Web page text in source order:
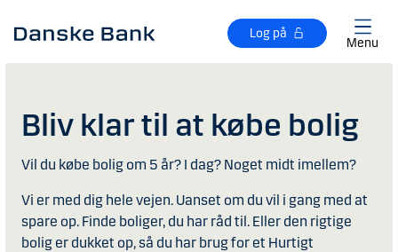
Log på
Menu
Bliv klar til at købe bolig
Vil du købe bolig om 5 år? I dag? Noget midt imellem?
Vi er med dig hele vejen. Uanset om du vil i gang med at
spare op. Finde boliger, du har råd til. Eller den rigtige
bolig er dukket op, så du har brug for et Hurtigt